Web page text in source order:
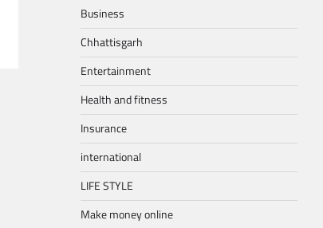
Business
Chhattisgarh
Entertainment
Health and fitness
Insurance
international
LIFE STYLE
Make money online